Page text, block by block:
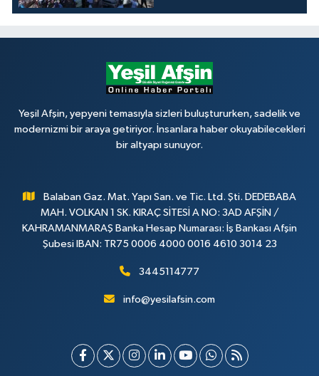
Yeşil Afşin, yepyeni temasıyla sizleri buluştururken, sadelik ve
modernizmi bir araya getiriyor. İnsanlara haber okuyabilecekleri
bir altyapı sunuyor.
Balaban Gaz. Mat. Yapı San. ve Tic. Ltd. Şti. DEDEBABA
MAH. VOLKAN 1 SK. KIRAÇ SİTESİ A NO: 3AD AFŞİN /
KAHRAMANMARAŞ Banka Hesap Numarası: İş Bankası Afşin
Şubesi IBAN: TR75 0006 4000 0016 4610 3014 23
3445114777
info@yesilafsin.com